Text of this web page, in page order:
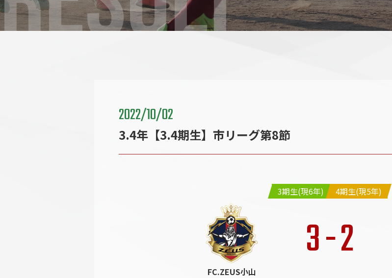
2022/10/02
3.4年【3.4期生】市リーグ第8節
3期生(現6年) 4期生(現5年)
FC.ZEUS小山
3-2